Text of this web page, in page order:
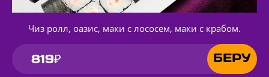
Чиз ролл, оазис, маки с лососем, маки с крабом.
819₽ БЕРУ